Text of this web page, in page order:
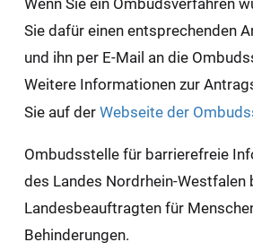
Sie dafür einen entsprechenden
und ihn per E-Mail an die
Weitere Informationen zur
Sie auf der Webseite der
Ombudsstelle für barrierefreie
des Landes Nordrhein-Westfalen
Landesbeauftragten für
Behinderungen.